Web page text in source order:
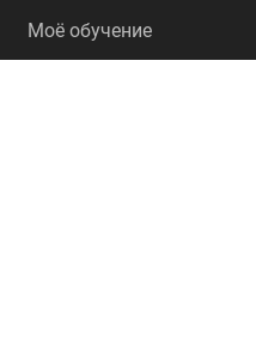
Моё обучение